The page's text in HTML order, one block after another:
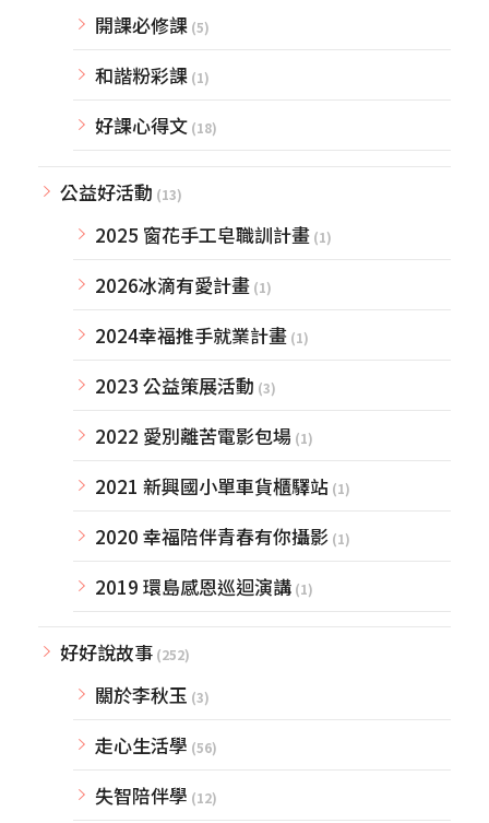
開課必修課 (5)
和諧粉彩課 (1)
好課心得文 (18)
公益好活動 (13)
2025 窗花手工皂職訓計畫 (1)
2026冰滴有愛計畫 (1)
2024幸福推手就業計畫 (1)
2023 公益策展活動 (3)
2022 愛別離苦電影包場 (1)
2021 新興國小單車貨櫃驛站 (1)
2020 幸福陪伴青春有你攝影 (1)
2019 環島感恩巡迴演講 (1)
好好說故事 (252)
關於李秋玉 (3)
走心生活學 (56)
失智陪伴學 (12)